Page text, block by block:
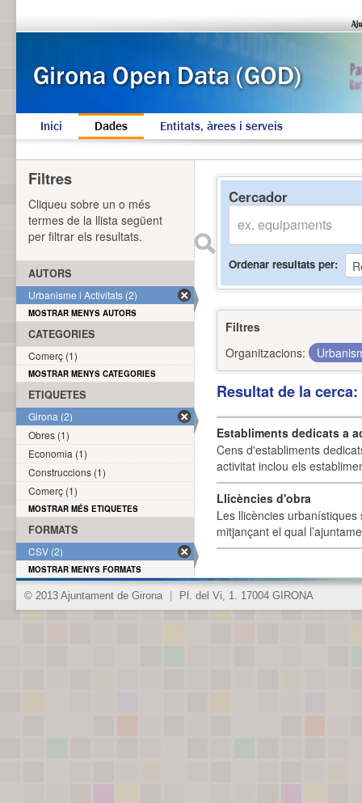
Inici Dades Entitats, àrees i serveis
Cercador
Ordenar resultats per
Filtres
Organitzacions:
Resultat de la
Establiments dedicats a
Cens d'establiments
activitat inclou els
Llicències d'obra
Les llicències
mitjançant el qual
Filtres
Cliqueu sobre un o més
termes de la llista següent
per filtrar els resultats.
AUTORS
Urbanisme i Activitats (2)
MOSTRAR MENYS AUTORS
CATEGORIES
Comerç (1)
MOSTRAR MENYS CATEGORIES
ETIQUETES
Girona (2)
Obres (1)
Economia (1)
Construccions (1)
Comerç (1)
MOSTRAR MÉS ETIQUETES
FORMATS
CSV (2)
MOSTRAR MENYS FORMATS
© 2013 Ajuntament de Girona Pl. del Vi, 1. 17004 GIRONA